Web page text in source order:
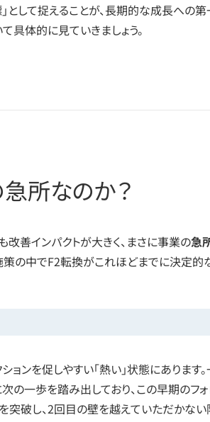
として捉えることが、長期的な成長への
具体的に見ていきましょう。
所なのか？
改善インパクトが大きく、まさに事業の急
策の中でF2転換がこれほどまでに決定的
ンを促しやすい「熱い」状態にあります
一歩を踏み出しており、この早期のフ
突破し、2回目の壁を越えていただかない